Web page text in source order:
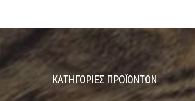
ΚΑΤΗΓΟΡΊΕΣ ΠΡΟΪΌΝΤΩΝ